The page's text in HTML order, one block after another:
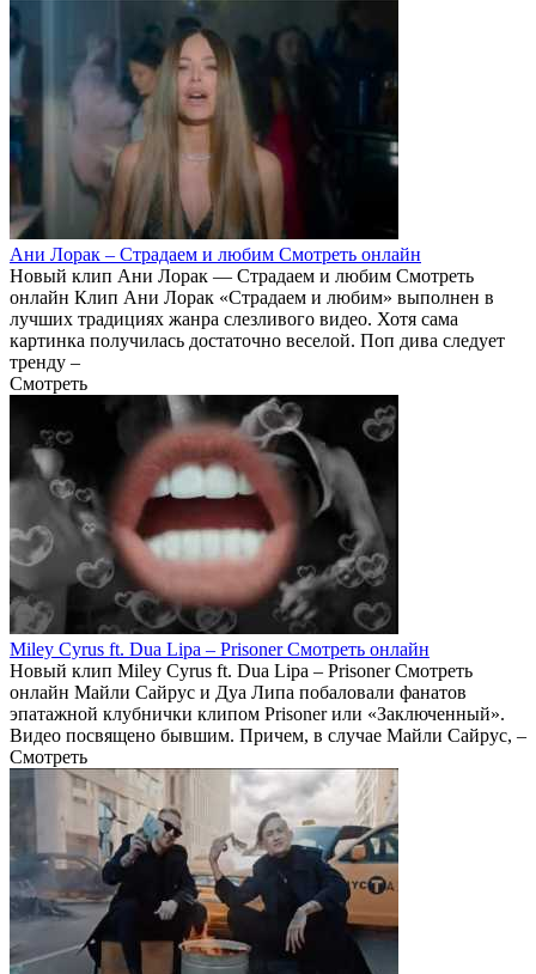
Ани Лорак – Страдаем и любим Смотреть онлайн
Новый клип Ани Лорак — Страдаем и любим Смотреть
онлайн Клип Ани Лорак «Страдаем и любим» выполнен в
лучших традициях жанра слезливого видео. Хотя сама
картинка получилась достаточно веселой. Поп дива следует
тренду –
Смотреть
Miley Cyrus ft. Dua Lipa – Prisoner Смотреть онлайн
Новый клип Miley Cyrus ft. Dua Lipa – Prisoner Смотреть
онлайн Майли Сайрус и Дуа Липа побаловали фанатов
эпатажной клубнички клипом Prisoner или «Заключенный».
Видео посвящено бывшим. Причем, в случае Майли Сайрус, –
Смотреть